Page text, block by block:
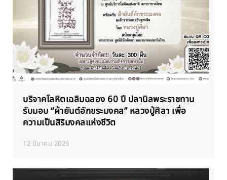
บริจาคโลหิตเฉลิมฉลอง 60 ปี ปลานิลพระราชทาน
รับมอบ “ผ้ายันต์อักขระมงคล” หลวงปู่ศิลา เพื่อ
ความเป็นสิริมงคลแห่งชีวิต
12 มีนาคม 2026